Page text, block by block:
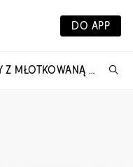
DO APP
PLECIONY PASEK ELASTYCZNY Z MŁOTKOWANĄ KLAMRĄ